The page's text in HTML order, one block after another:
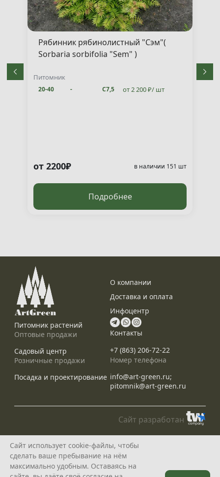
Сайт использует cookie-файлы, чтобы
сделать ваше пребывание на нём
максимально удобным. Оставаясь на
Рябинник рябинолистный "Сэм"(
Sorbaria sorbifolia "Sem" )
Питомник
20-40 - С7,5 от 2 200 ₽/ шт
от 2200₽ в наличии 151 шт
Подробнее
Питомник растений
Оптовые продажи
Садовый центр
Розничные продажи
Посадка и проектирование
О компании
Доставка и оплата
Инфоцентр
Контакты
+7 (863) 206-72-22
Номер телефона
info@art-green.ru;
pitomnik@art-green.ru
© ARTGREEN, 2015-2026
*Данное предложение не является публичной офертой, определяемой
положениями статей 435, 437 Гражданского Кодекса РФ, и носит
исключительно информационный характер
Политика конфедециальности
Сайт разработан